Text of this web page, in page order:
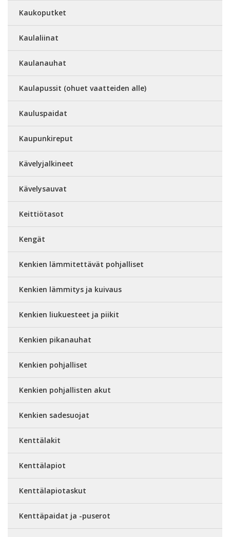
Kaukoputket
Kaulaliinat
Kaulanauhat
Kaulapussit (ohuet vaatteiden alle)
Kauluspaidat
Kaupunkireput
Kävelyjalkineet
Kävelysauvat
Keittiötasot
Kengät
Kenkien lämmitettävät pohjalliset
Kenkien lämmitys ja kuivaus
Kenkien liukuesteet ja piikit
Kenkien pikanauhat
Kenkien pohjalliset
Kenkien pohjallisten akut
Kenkien sadesuojat
Kenttälakit
Kenttälapiot
Kenttälapiotaskut
Kenttäpaidat ja -puserot